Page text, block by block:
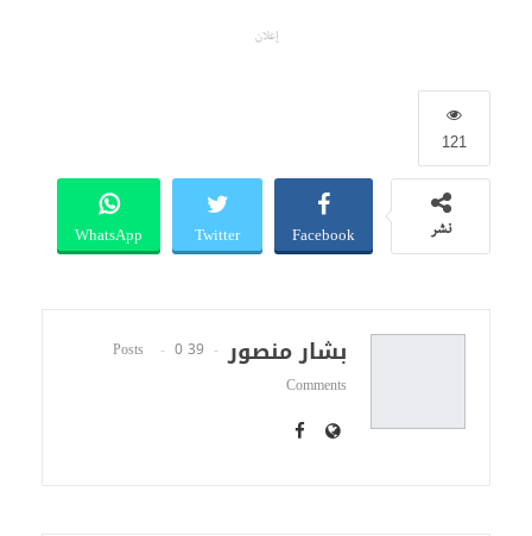
إعلان
121
نشر Facebook
Twitter
WhatsApp
بشار منصور 39 Posts
0
Comments